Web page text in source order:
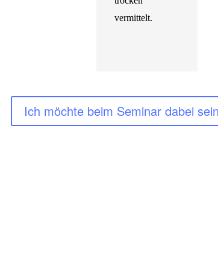
vermittelt.
Ich möchte beim Seminar dabei